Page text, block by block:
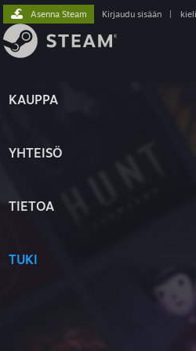
KAUPPA
YHTEISÖ
TIETOA
TUKI
Asenna Steam Kirjaudu sisään kieli